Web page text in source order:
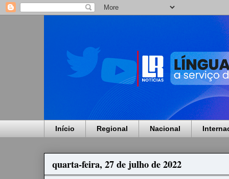
Início Regional Nacional
quarta-feira, 27 de julho de 2022